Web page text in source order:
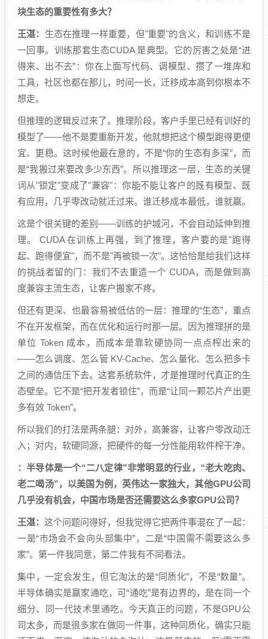
块生态的重要性有多大？
王湛： 生态在推理一样重要，但"重要"的含义，和训练不是
一回事。训练那套生态CUDA 是典型。它的厉害之处是“进
得来、出不去”：你在上面写代码、调模型、攒了一堆库和
工具，社区也都在那儿，时间一长，迁移成本高到你根本不
想走。
但推理的逻辑反过来了。推理阶段，客户手里已经有训好的
模型了——他不是要重新开发，他就想把这个模型跑得更便
宜、更稳。这时候他最在意的，不是“你的生态有多深”，而
是“我搬过来要改多少东西”。所以推理这一层，生态的关键
词从"锁定"变成了"兼容"：你能不能让客户的既有模型、既
有应用，几乎零改动就迁过来。谁迁移成本最低，谁就赢。
这是个很关键的差别——训练的护城河，不会自动延伸到推
理。 CUDA 在训练上再强，到了推理，客户要的是"跑得
起、跑得便宜"，而不是"再被锁一次"。这恰恰是给我们这样
的挑战者留的门：我们不去重造一个 CUDA，而是做到高
度兼容主流生态，让客户搬家不疼。
但还有更深、也最容易被低估的一层：推理的“生态”，重点
不在开发框架，而在优化和运行时那一层。因为推理拼的是
单位 Token 成本，而成本是靠软硬协同一点点榨出来的
——怎么调度、怎么管 KV-Cache、怎么量化、怎么把多卡
之间的通信压下去。这套系统软件，才是推理时代真正的生
态壁垒。它不是“把开发者锁住”，而是“让同一颗芯片产出更
多有效 Token”。
所以我们的打法是两条腿：对外，高兼容，让客户零改动迁
入；对内，软硬同源，把硬件的每一分性能用软件榨干净。
：半导体是一个“二八定律”非常明显的行业，“老大吃肉、
老二喝汤”，以美国为例，英伟达一家独大，其他GPU公司
几乎没有机会，中国市场是否还需要这么多家GPU公司？
王湛： 这个问题问得好，但我觉得它把两件事混在了一起：
一是“市场会不会向头部集中”，二是“中国需不需要这么多
家”。第一件我同意，第二件我有不同看法。
集中，一定会发生，但它淘汰的是“同质化”，不是“数量”。
半导体确实是赢家通吃，可“通吃”是有边界的，是在同一个
细分、同一代技术里通吃。今天真正的问题，不是GPU公
司太多，而是很多家在做同一件事，这种同质化，确实只能